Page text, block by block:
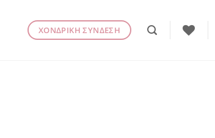
ΧΟΝΔΡΙΚΗ ΣΥΝΔΕΣΗ